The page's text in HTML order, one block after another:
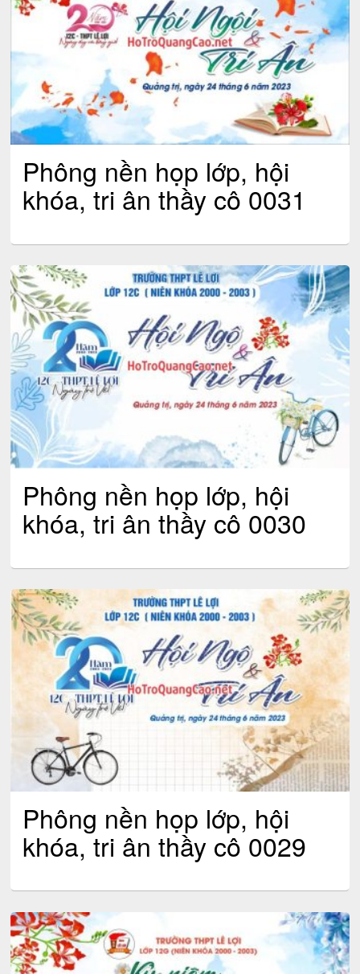
Phông nền họp lớp, hội
khóa, tri ân thầy cô 0031
Phông nền họp lớp, hội
khóa, tri ân thầy cô 0030
Phông nền họp lớp, hội
khóa, tri ân thầy cô 0029